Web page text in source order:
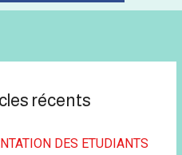
récents
DES ETUDIANTS